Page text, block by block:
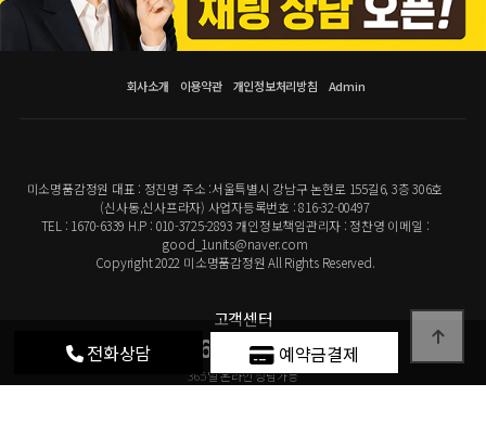
회사소개 이용약관 개인정보처리방침 Admin
미소명품감정원 대표 : 정진명 주소 :서울특별시 강남구 논현로 155길6, 3층 306호
(신사동,신사프라자) 사업자등록번호 : 816-32-00497
TEL : 1670-6339 H.P : 010-3725-2893 개인정보책임관리자 : 정찬영 이메일 :
good_1units@naver.com
Copyright 2022 미소명품감정원 All Rights Reserved.
고객센터
1670-6339
365일 온라인 상담가능
전화상담 예약금결제